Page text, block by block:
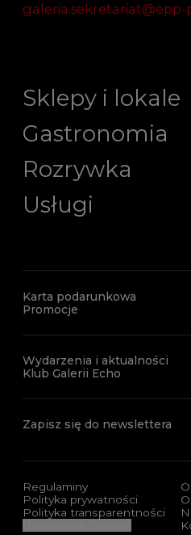
galeria.sekretariat@epp-
Sklepy i lokale
Gastronomia
Rozrywka
Usługi
Karta podarunkowa
Promocje
Wydarzenia i aktualności
Klub Galerii Echo
Zapisz się do newslettera
Regulaminy
Polityka prywatności
Polityka transparentności